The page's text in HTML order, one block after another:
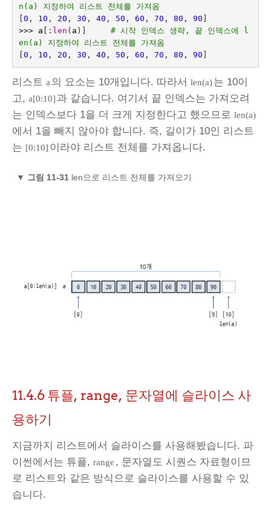
n(a) 지정하여 리스트 전체를 가져옴
0 , 10 , 20 , 30 , 40 , 50 , 60 , 70 , 80 , 90
>>>
a [: len ( a )]
# 시작 인덱스 생략, 끝 인덱스에 l
en(a) 지정하여 리스트 전체를 가져옴
0 , 10 , 20 , 30 , 40 , 50 , 60 , 70 , 80 , 90
리스트 a 의 요소는 10개입니다. 따라서 len(a)는 10이
고, a[0:10] 과 같습니다. 여기서 끝 인덱스는 가져오려
는 인덱스보다 1을 더 크게 지정한다고 했으므로 len(a)
에서 1을 빼지 않아야 합니다. 즉, 길이가 10인 리스트
는 [0:10] 이라야 리스트 전체를 가져옵니다.
▼ 그림 11-31len으로 리스트 전체를 가져오기
11.4.6튜플, range, 문자열에 슬라이스 사
용하기
지금까지 리스트에서 슬라이스를 사용해봤습니다. 파
이썬에서는 튜플, range , 문자열도 시퀀스 자료형이므
로 리스트와 같은 방식으로 슬라이스를 사용할 수 있
습니다.